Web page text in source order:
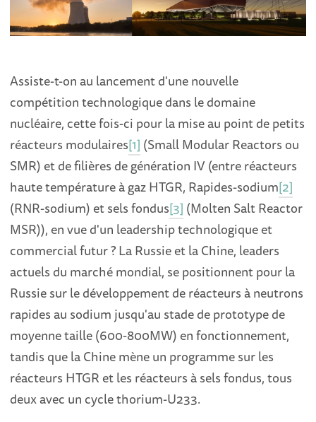
Assiste-t-on au lancement d'une nouvelle
compétition technologique dans le domaine
nucléaire, cette fois-ci pour la mise au point de petits
réacteurs modulaires[1] (Small Modular Reactors ou
SMR) et de filières de génération IV (entre réacteurs
haute température à gaz HTGR, Rapides-sodium[2]
(RNR-sodium) et sels fondus[3] (Molten Salt Reactor
MSR)), en vue d'un leadership technologique et
commercial futur ? La Russie et la Chine, leaders
actuels du marché mondial, se positionnent pour la
Russie sur le développement de réacteurs à neutrons
rapides au sodium jusqu'au stade de prototype de
moyenne taille (600-800MW) en fonctionnement,
tandis que la Chine mène un programme sur les
réacteurs HTGR et les réacteurs à sels fondus, tous
deux avec un cycle thorium-U233.